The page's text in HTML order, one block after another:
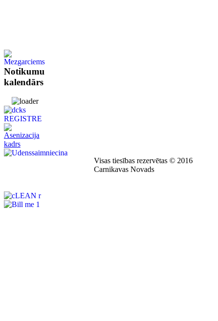
Notikumu
kalendārs
Visas tiesības rezervētas © 2016
Carnikavas Novads